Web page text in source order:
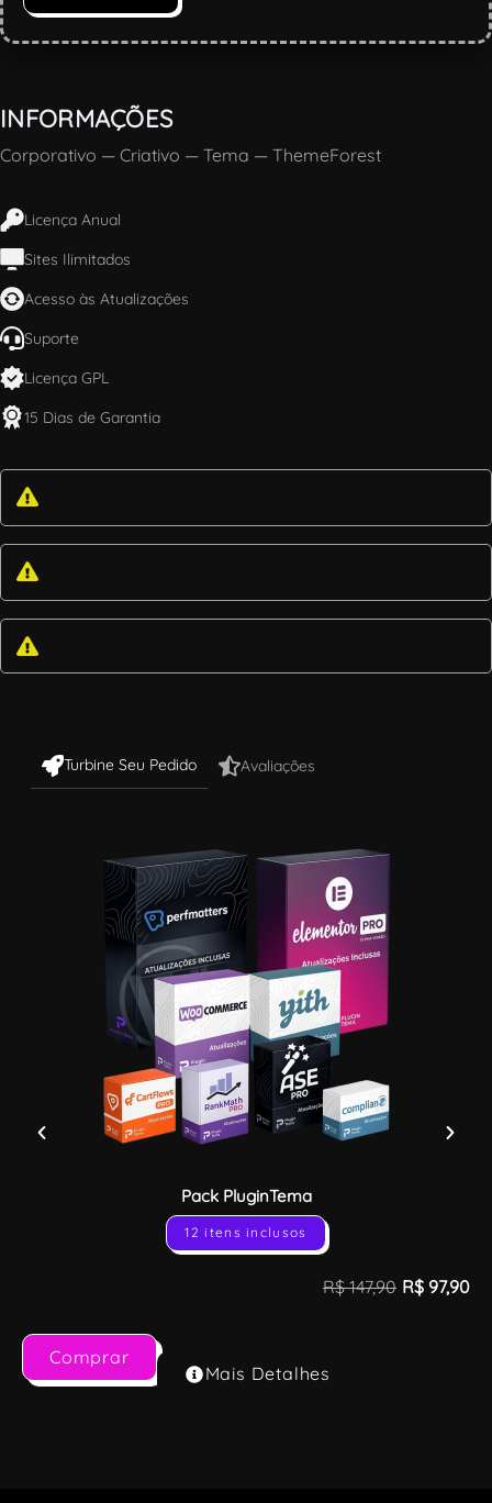
INFORMAÇÕES
Corporativo — Criativo — Tema — ThemeForest
Licença Anual
Sites Ilimitados
Acesso às Atualizações
Suporte
Licença GPL
15 Dias de Garantia
Turbine Seu Pedido Avaliações
Pack PluginTema
12 itens inclusos
R$147,90 R$ 97,90
Comprar
Mais Detalhes